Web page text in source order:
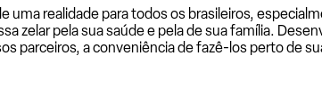
realidade para todos os brasileiros,
zelar pela sua saúde e pela de sua família.
parceiros, a conveniência de fazê-los perto de